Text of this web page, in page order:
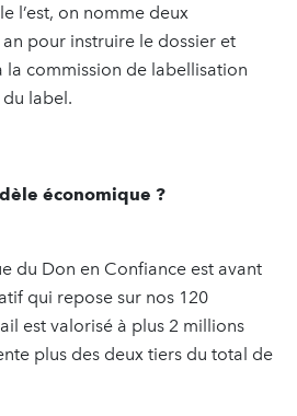
l’est, on nomme deux
pour instruire le dossier et
commission de labellisation
label.
économique ?
du Don en Confiance est avant
qui repose sur nos 120
est valorisé à plus 2 millions
plus des deux tiers du total de